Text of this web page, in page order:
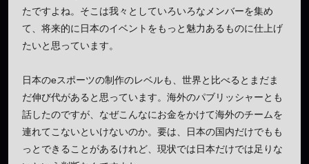
たですよね。そこは我々としていろいろなメンバーを集め
て、将来的に日本のイベントをもっと魅力あるものに仕上げ
たいと思っています。
日本のeスポーツの制作のレベルも、世界と比べるとまだま
だ伸び代があると思っています。海外のパブリッシャーとも
話したのですが、なぜこんなにお金をかけて海外のチームを
連れてこないといけないのか。要は、日本の国内だけでもも
っとできることがあるけれど、現状では日本だけでは足りな